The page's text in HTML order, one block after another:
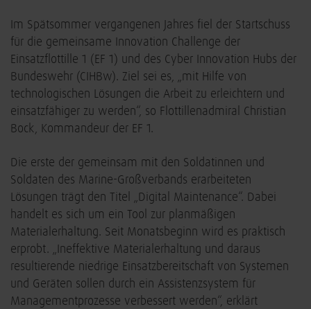
Im Spätsommer vergangenen Jahres fiel der Startschuss
für die gemeinsame Innovation Challenge der
Einsatzflottille 1 (EF 1) und des Cyber Innovation Hubs der
Bundeswehr (CIHBw). Ziel sei es, „mit Hilfe von
technologischen Lösungen die Arbeit zu erleichtern und
einsatzfähiger zu werden“, so Flottillenadmiral Christian
Bock, Kommandeur der EF 1.
Die erste der gemeinsam mit den Soldatinnen und
Soldaten des Marine-Großverbands erarbeiteten
Lösungen trägt den Titel „Digital Maintenance“. Dabei
handelt es sich um ein Tool zur planmäßigen
Materialerhaltung. Seit Monatsbeginn wird es praktisch
erprobt. „Ineffektive Materialerhaltung und daraus
resultierende niedrige Einsatzbereitschaft von Systemen
und Geräten sollen durch ein Assistenzsystem für
Managementprozesse verbessert werden“, erklärt